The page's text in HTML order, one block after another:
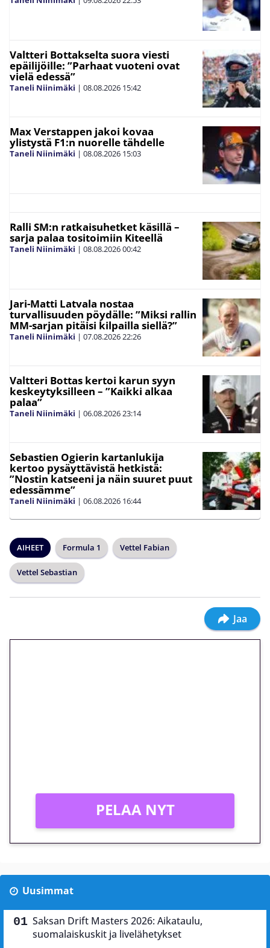
Valtteri Bottakselta suora viesti
epäilijöille: ”Parhaat vuoteni ovat
vielä edessä”
Taneli Niinimäki | 08.08.2026 15:42
Max Verstappen jakoi kovaa
ylistystä F1:n nuorelle tähdelle
Taneli Niinimäki | 08.08.2026 15:03
Ralli SM:n ratkaisuhetket käsillä –
sarja palaa tositoimiin Kiteellä
Taneli Niinimäki | 08.08.202600:42
Jari-Matti Latvala nostaa
turvallisuuden pöydälle: ”Miksi rallin
MM-sarjan pitäisi kilpailla siellä?”
Taneli Niinimäki | 07.08.202622:26
Valtteri Bottas kertoi karun syyn
keskeytyksilleen – ”Kaikki alkaa
palaa”
Taneli Niinimäki | 06.08.202623:14
Sebastien Ogierin kartanlukija
kertoo pysäyttävistä hetkistä:
”Nostin katseeni ja näin suuret puut
edessämme”
Taneli Niinimäki | 06.08.2026 16:44
AIHEET Formula 1 Vettel Fabian
Vettel Sebastian
Jaa
PELAA NYT
Uusimmat
Saksan Drift Masters 2026: Aikataulu,
suomalaiskuskit ja livelähetykset